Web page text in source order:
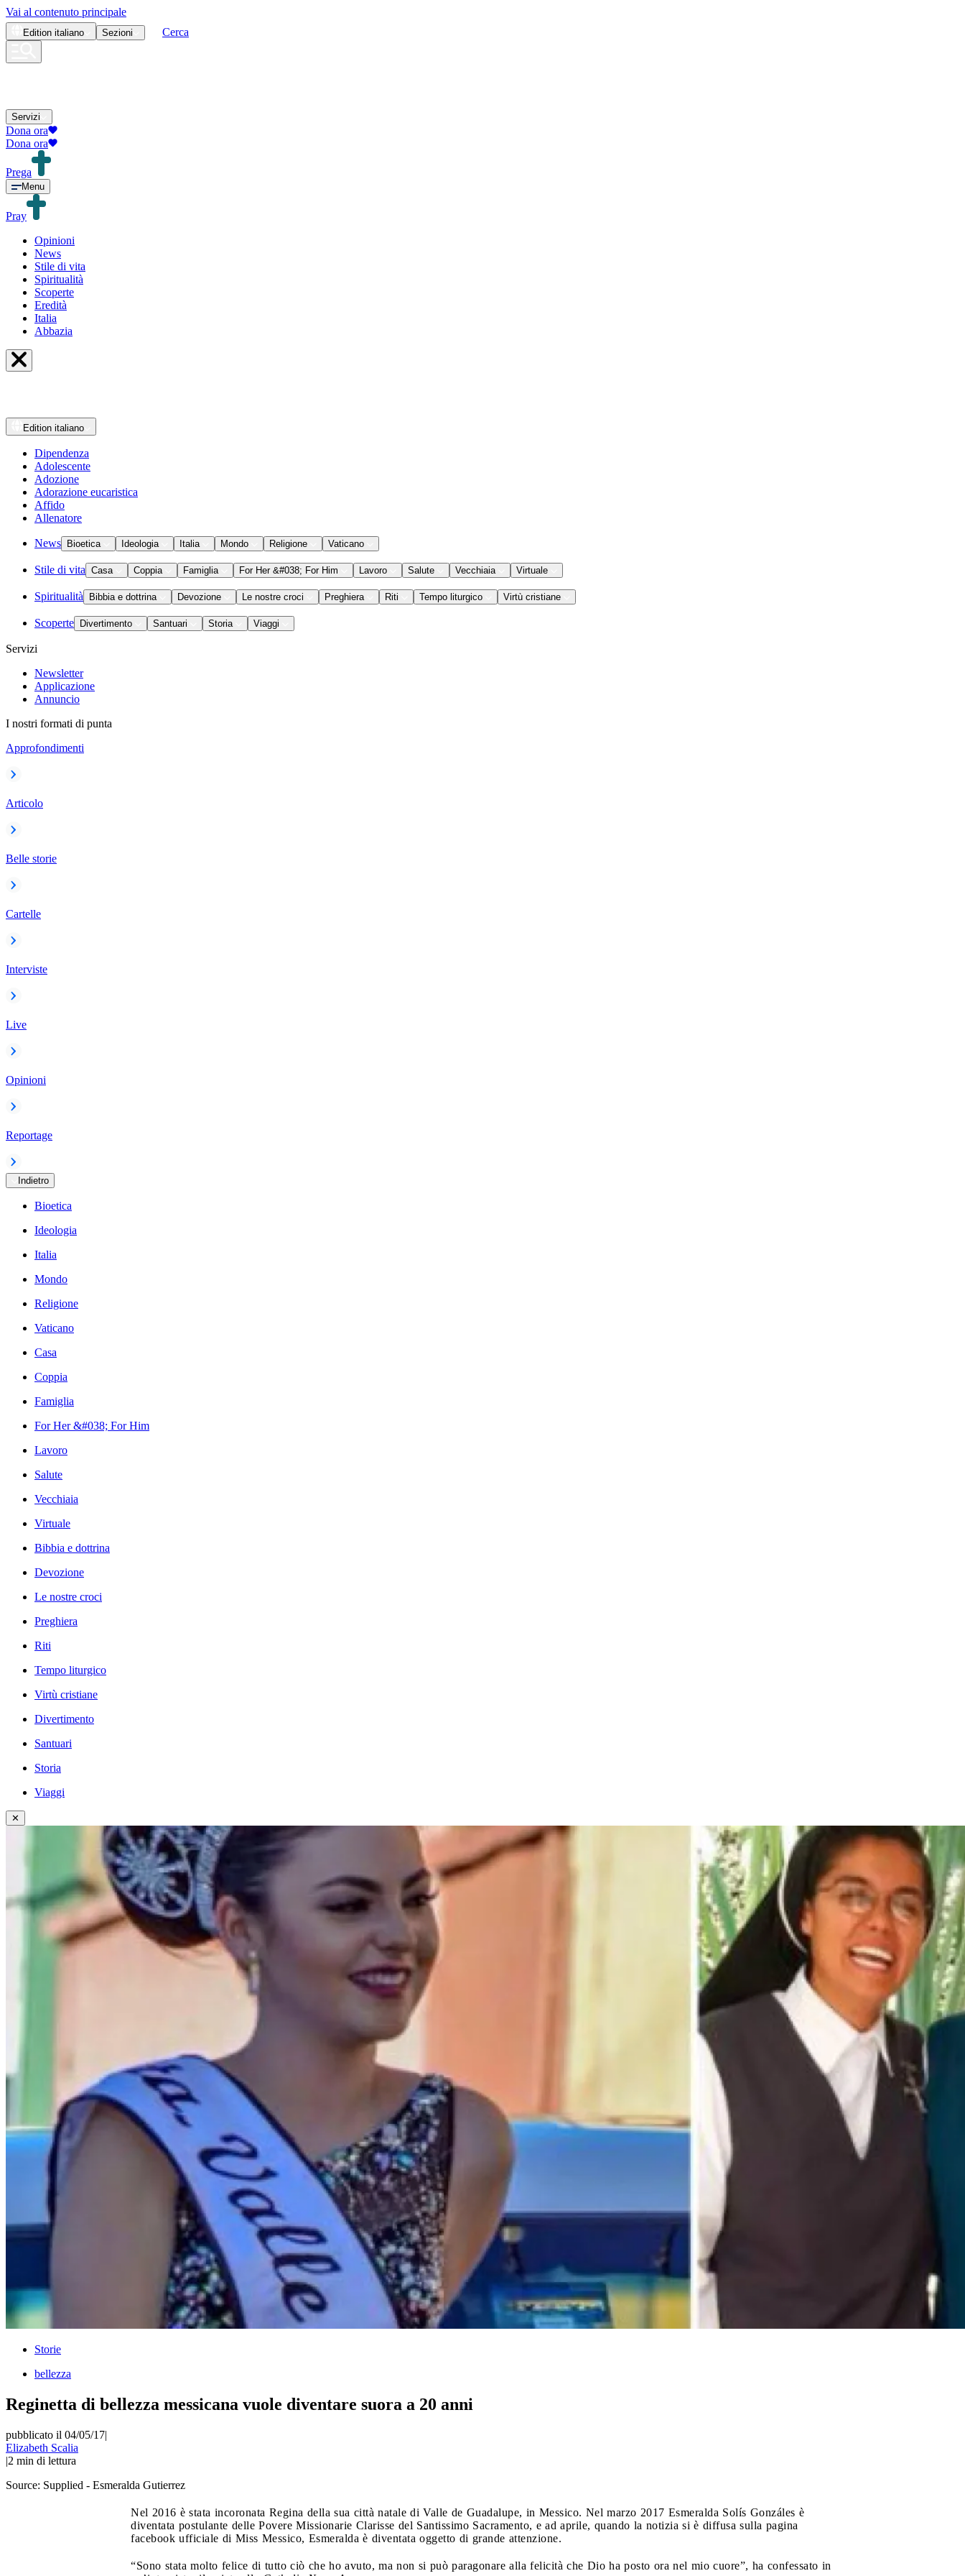
Vai al contenuto principale
Edition italiano Sezioni Cerca
Servizi
Dona ora
Dona ora
Prega
Menu
Pray
Opinioni
News
Stile di vita
Spiritualità
Scoperte
Eredità
Italia
Abbazia
Edition italiano
Dipendenza
Adolescente
Adozione
Adorazione eucaristica
Affido
Allenatore
News Bioetica Ideologia Italia Mondo Religione Vaticano
Stile di vita Casa Coppia Famiglia For Her &#038; For Him Lavoro Salute Vecchiaia Virtuale
Spiritualità Bibbia e dottrina Devozione Le nostre croci Preghiera Riti Tempo liturgico Virtù cristiane
Scoperte Divertimento Santuari Storia Viaggi
Servizi
Newsletter
Applicazione
Annuncio
I nostri formati di punta
Approfondimenti
Articolo
Belle storie
Cartelle
Interviste
Live
Opinioni
Reportage
Indietro
Bioetica
Ideologia
Italia
Mondo
Religione
Vaticano
Casa
Coppia
Famiglia
For Her &#038; For Him
Lavoro
Salute
Vecchiaia
Virtuale
Bibbia e dottrina
Devozione
Le nostre croci
Preghiera
Riti
Tempo liturgico
Virtù cristiane
Divertimento
Santuari
Storia
Viaggi
✕
Storie
bellezza
Reginetta di bellezza messicana vuole diventare suora a 20 anni
pubblicato il 04/05/17|
Elizabeth Scalia
|2 min di lettura
Source: Supplied - Esmeralda Gutierrez
Nel 2016 è stata incoronata Regina della sua città natale di Valle de Guadalupe, in Messico. Nel marzo 2017 Esmeralda Solís Gonzáles è
diventata postulante delle Povere Missionarie Clarisse del Santissimo Sacramento, e ad aprile, quando la notizia si è diffusa sulla pagina
facebook ufficiale di Miss Messico, Esmeralda è diventata oggetto di grande attenzione.
“Sono stata molto felice di tutto ciò che ho avuto, ma non si può paragonare alla felicità che Dio ha posto ora nel mio cuore”, ha confessato in